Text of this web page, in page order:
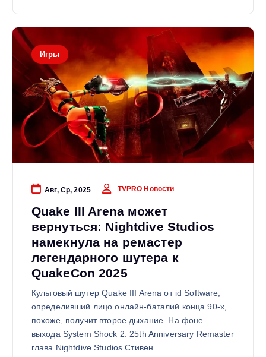
Игры
Авг, Ср, 2025 TVPRO Новости
Quake III Arena может
вернуться: Nightdive Studios
намекнула на ремастер
легендарного шутера к
QuakeCon 2025
Культовый шутер Quake III Arena от id Software,
определивший лицо онлайн‑баталий конца 90‑х,
похоже, получит второе дыхание. На фоне
выхода System Shock 2: 25th Anniversary Remaster
глава Nightdive Studios Стивен…